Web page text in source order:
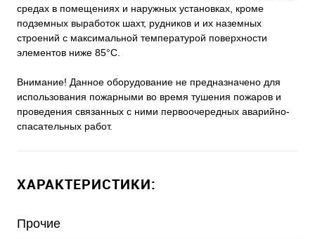
средах в помещениях и наружных установках, кроме
подземных выработок шахт, рудников и их наземных
строений с максимальной температурой поверхности
элементов ниже 85°С.
Внимание! Данное оборудование не предназначено для
использования пожарными во время тушения пожаров и
проведения связанных с ними первоочередных аварийно-
спасательных работ.
ХАРАКТЕРИСТИКИ:
Прочие